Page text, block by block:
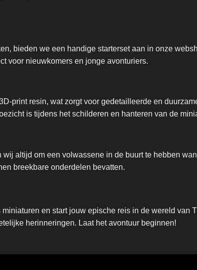
bieden we een handige starterset aan in onze
voor nieuwkomers en jonge avonturiers.
print resin, wat zorgt voor gedetailleerde en
is tijdens het schilderen en hanteren van de
altijd om een volwassene in de buurt te hebben
breekbare onderdelen bevatten.
en start jouw epische reis in de wereld van
herinneringen. Laat het avontuur beginnen!